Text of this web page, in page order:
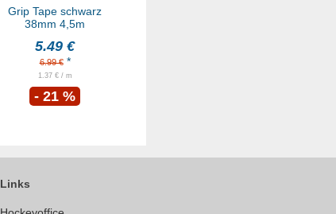
Grip Tape schwarz
38mm 4,5m
5.49 €
6.99 €*
1.37 € / m
- 21 %
Links